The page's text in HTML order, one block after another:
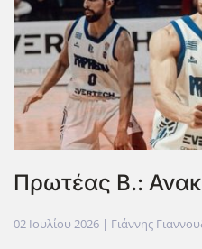
Πρωτέας Β.:
02 Ιουλίου 2026 | Γιάννης